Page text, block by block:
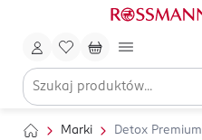
Marki Detox Premium